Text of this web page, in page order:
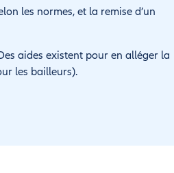
les normes, et la remise d’un
aides existent pour en alléger la
les bailleurs).